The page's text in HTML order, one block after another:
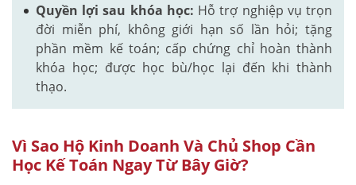
Quyền lợi sau khóa học: Hỗ trợ nghiệp vụ trọn
đời miễn phí, không giới hạn số lần hỏi; tặng
phần mềm kế toán; cấp chứng chỉ hoàn thành
khóa học; được học bù/học lại đến khi thành
thạo.
Vì Sao Hộ Kinh Doanh Và Chủ Shop Cần
Học Kế Toán Ngay Từ Bây Giờ?